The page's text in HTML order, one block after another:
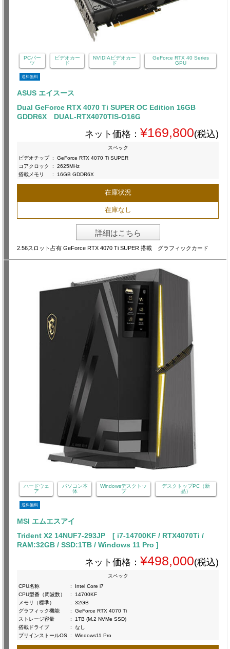
PCパー
ツ
ビデオカー
ド
NVIDIAビデオカー
ド
GeForce RTX 40 Series
GPU
送料無料
ASUS エイスース
Dual GeForce RTX 4070 Ti SUPER OC Edition 16GB
GDDR6X DUAL-RTX4070TIS-O16G
ネット価格： ¥169,800(税込)
スペック
ビデオチップ :
GeForce RTX 4070 Ti SUPER
コアクロック
:
2625MHz
搭載メモリ
: 16GB GDDR6X
在庫状況
在庫なし
詳細はこちら
2.56スロット占有 GeForce RTX 4070 Ti SUPER 搭載 グラフィックカード
ハードウェ
ア
パソコン本
体
Windowsデスクトッ
プ
デスクトップPC（新
品）
送料無料
MSI エムエスアイ
Trident X2 14NUF7-293JP [ i7-14700KF / RTX4070Ti /
RAM:32GB / SSD:1TB / Windows 11 Pro ]
ネット価格： ¥498,000(税込)
スペック
CPU名称
:
Intel Core i7
CPU型番（周波数）
:
14700KF
メモリ（標準）
:
32GB
グラフィック機能
:
GeForce RTX 4070 Ti
ストレージ容量
:
1TB (M.2 NVMe SSD)
搭載ドライブ
:
なし
プリインストールOS : Windows11 Pro